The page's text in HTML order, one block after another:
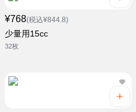
¥768(税込¥844.8)
少量用15cc
32枚